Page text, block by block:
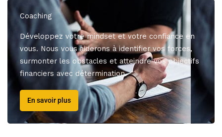
Coaching
Développez votre mindset et votre confiance en
vous. Nous vous aiderons à identifier vos forces,
surmonter les obstacles et atteindre vos objectifs
financiers avec détermination.
En savoir plus